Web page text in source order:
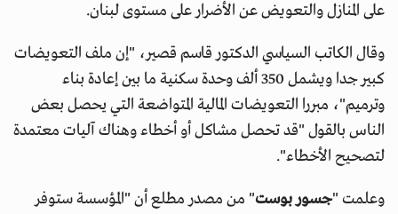
على المنازل والتعويض عن الأضرار على مستوى لبنان.
وقال الكاتب السياسي الدكتور قاسم قصير، "إن ملف التعويضات
كبير جدا ويشمل 350 ألف وحدة سكنية ما بين إعادة بناء
وترميم"، مبررا التعويضات المالية المتواضعة التي يحصل بعض
الناس بالقول "قد تحصل مشاكل أو أخطاء وهناك آليات معتمدة
لتصحيح الأخطاء".
وعلمت "جسور بوست" من مصدر مطلع أن "المؤسسة ستوفر